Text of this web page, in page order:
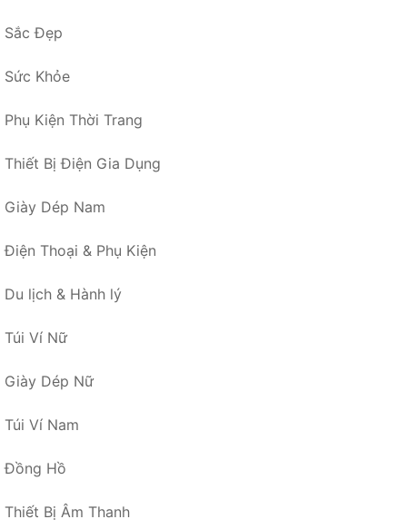
Sắc Đẹp
Sức Khỏe
Phụ Kiện Thời Trang
Thiết Bị Điện Gia Dụng
Giày Dép Nam
Điện Thoại & Phụ Kiện
Du lịch & Hành lý
Túi Ví Nữ
Giày Dép Nữ
Túi Ví Nam
Đồng Hồ
Thiết Bị Âm Thanh